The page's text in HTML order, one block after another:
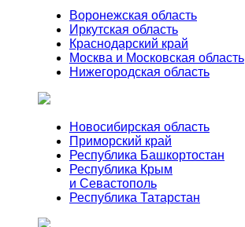
Воронежская область
Иркутская область
Краснодарский край
Москва и Московская область
Нижегородская область
Новосибирская область
Приморский край
Республика Башкортостан
Республика Крым
и Севастополь
Республика Татарстан